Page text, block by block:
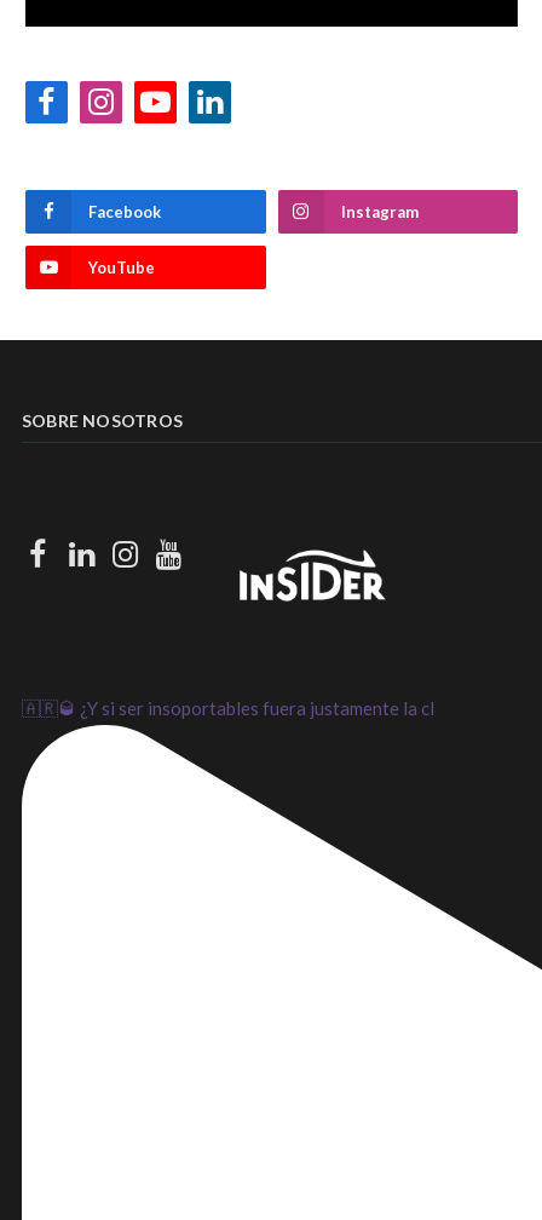
FacebookInstagramYouTubeLinkedIn
Facebook Instagram
YouTube
SOBRE NOSOTROS
Facebook
LinkedIn
Instagram
Youtube
🇦🇷🥃 ¿Y si ser insoportables fuera justamente la cl